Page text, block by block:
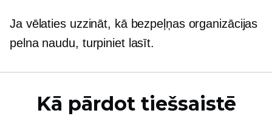
Ja vēlaties uzzināt, kā bezpeļņas organizācijas
pelna naudu, turpiniet lasīt.
Kā pārdot tiešsaistē